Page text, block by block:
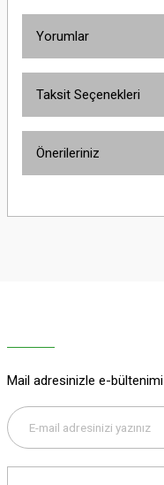
Yorumlar
Taksit Seçenekleri
Önerileriniz
Bu ürüne benzer farklı
Mail adresinizle e-